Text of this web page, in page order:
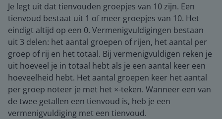
Je legt uit dat tienvouden groepjes van 10 zijn. Een
tienvoud bestaat uit 1 of meer groepjes van 10. Het
eindigt altijd op een 0. Vermenigvuldigingen bestaan
uit 3 delen: het aantal groepen of rijen, het aantal per
groep of rij en het totaal. Bij vermenigvuldigen reken je
uit hoeveel je in totaal hebt als je een aantal keer een
hoeveelheid hebt. Het aantal groepen keer het aantal
per groep noteer je met het ×-teken. Wanneer een van
de twee getallen een tienvoud is, heb je een
vermenigvuldiging met een tienvoud.